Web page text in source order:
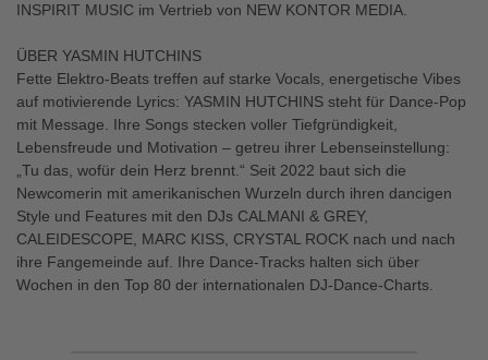
INSPIRIT MUSIC im Vertrieb von NEW KONTOR MEDIA.
ÜBER YASMIN HUTCHINS
Fette Elektro-Beats treffen auf starke Vocals, energetische Vibes
auf motivierende Lyrics: YASMIN HUTCHINS steht für Dance-Pop
mit Message. Ihre Songs stecken voller Tiefgründigkeit,
Lebensfreude und Motivation – getreu ihrer Lebenseinstellung:
„Tu das, wofür dein Herz brennt.“ Seit 2022 baut sich die
Newcomerin mit amerikanischen Wurzeln durch ihren dancigen
Style und Features mit den DJs CALMANI & GREY,
CALEIDESCOPE, MARC KISS, CRYSTAL ROCK nach und nach
ihre Fangemeinde auf. Ihre Dance-Tracks halten sich über
Wochen in den Top 80 der internationalen DJ-Dance-Charts.